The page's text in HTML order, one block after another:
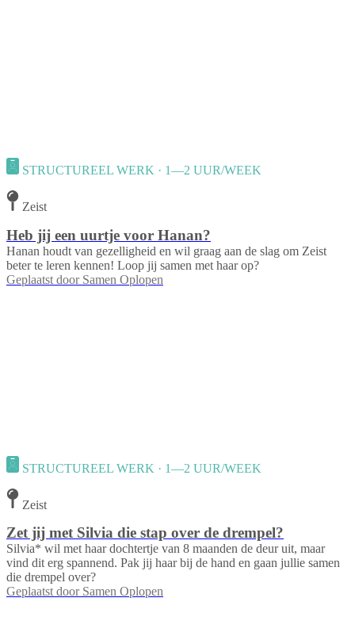
STRUCTUREEL WERK · 1—2 UUR/WEEK
Zeist
Heb jij een uurtje voor Hanan?
Hanan houdt van gezelligheid en wil graag aan de slag om Zeist
beter te leren kennen! Loop jij samen met haar op?
Geplaatst door Samen Oplopen
STRUCTUREEL WERK · 1—2 UUR/WEEK
Zeist
Zet jij met Silvia die stap over de drempel?
Silvia* wil met haar dochtertje van 8 maanden de deur uit, maar
vind dit erg spannend. Pak jij haar bij de hand en gaan jullie samen
die drempel over?
Geplaatst door Samen Oplopen